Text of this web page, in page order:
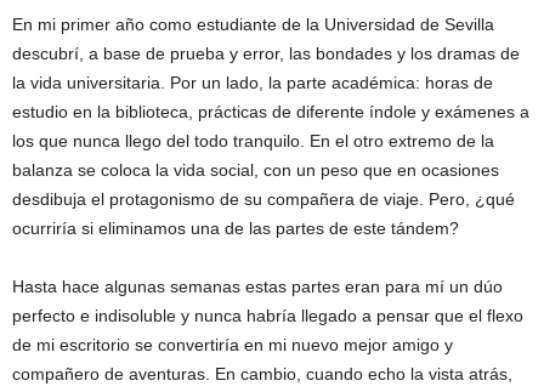
En mi primer año como estudiante de la Universidad de Sevilla
descubrí, a base de prueba y error, las bondades y los dramas de
la vida universitaria. Por un lado, la parte académica: horas de
estudio en la biblioteca, prácticas de diferente índole y exámenes a
los que nunca llego del todo tranquilo. En el otro extremo de la
balanza se coloca la vida social, con un peso que en ocasiones
desdibuja el protagonismo de su compañera de viaje. Pero, ¿qué
ocurriría si eliminamos una de las partes de este tándem?
Hasta hace algunas semanas estas partes eran para mí un dúo
perfecto e indisoluble y nunca habría llegado a pensar que el flexo
de mi escritorio se convertiría en mi nuevo mejor amigo y
compañero de aventuras. En cambio, cuando echo la vista atrás,